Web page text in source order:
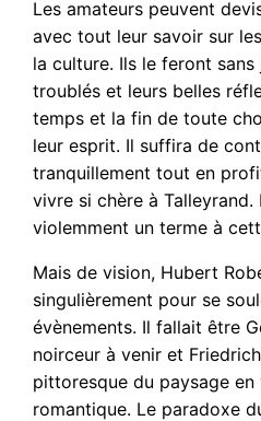
Les amateurs peuvent
avec tout leur savoir sur
la culture. Ils le feront sans
troublés et leurs belles
temps et la fin de toute
leur esprit. Il suffira de
tranquillement tout en
vivre si chère à
violemment un terme à
Mais de vision, Hubert
singulièrement pour se
évènements. Il fallait être
noirceur à venir et
pittoresque du paysage
romantique. Le paradoxe